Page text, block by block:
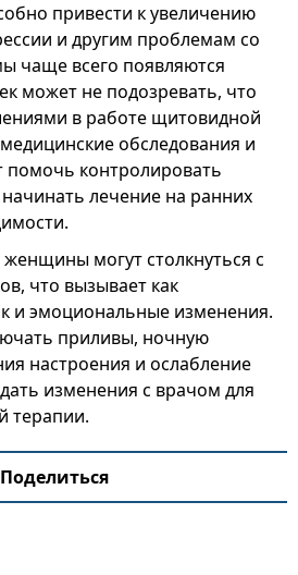
привести к увеличению
и другим проблемам со
чаще всего появляются
может не подозревать, что
в работе щитовидной
обследования и
помочь контролировать
лечение на ранних
могут столкнуться с
что вызывает как
и эмоциональные изменения.
приливы, ночную
настроения и ослабление
изменения с врачом для
терапии.
Поделиться